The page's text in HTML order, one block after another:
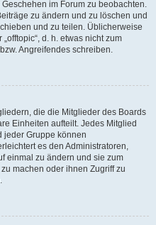
im Forum zu beobachten.
zu ändern und zu löschen und
und zu teilen. Üblicherweise
d. h. etwas nicht zum
Angreifendes schreiben.
die die Mitglieder des Boards
Einheiten aufteilt. Jedes Mitglied
jeder Gruppe können
es den Administratoren,
einmal zu ändern und sie zum
machen oder ihnen Zugriff zu